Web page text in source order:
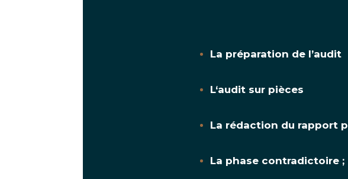
La préparation de l’audit
L‘audit sur pièces
La rédaction du rapport
La phase contradictoire ;